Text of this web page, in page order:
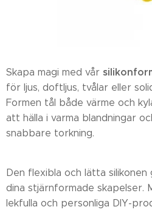
Skapa magi med vår
för ljus, doftljus, tvålar eller
Formen tål både värme och
att hälla i varma blandningar
snabbare torkning.
Den flexibla och lätta
dina stjärnformade skapelser.
lekfulla och personliga DIY-